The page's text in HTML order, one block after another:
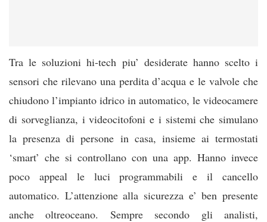
Tra le soluzioni hi-tech piu’ desiderate hanno scelto i
sensori che rilevano una perdita d’acqua e le valvole che
chiudono l’impianto idrico in automatico, le videocamere
di sorveglianza, i videocitofoni e i sistemi che simulano
la presenza di persone in casa, insieme ai termostati
‘smart’ che si controllano con una app. Hanno invece
poco appeal le luci programmabili e il cancello
automatico. L’attenzione alla sicurezza e’ ben presente
anche oltreoceano. Sempre secondo gli analisti,